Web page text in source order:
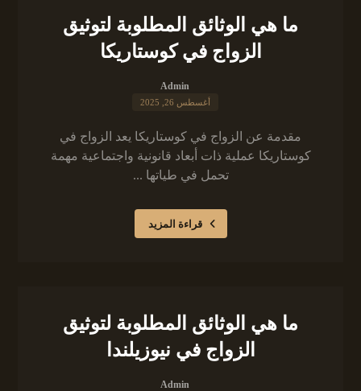
ما هي الوثائق المطلوبة لتوثيق
الزواج في كوستاريكا
Admin
أغسطس 26, 2025
مقدمة عن الزواج في كوستاريكا يعد الزواج في
كوستاريكا عملية ذات أبعاد قانونية واجتماعية مهمة
تحمل في طياتها ...
قراءة المزيد
ما هي الوثائق المطلوبة لتوثيق
الزواج في نيوزيلندا
Admin